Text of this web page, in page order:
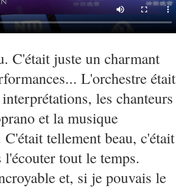
C'était juste un charmant
L'orchestre était
les chanteurs
et la musique
tellement beau, c'était
tout le temps.
et, si je pouvais le